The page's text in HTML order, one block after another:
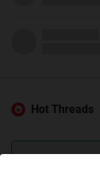
Hot Threads